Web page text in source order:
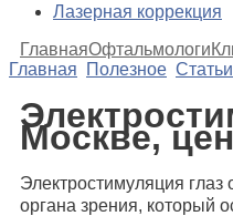
Лазерная коррекция
ГлавнаяОфтальмологи
Главная
Полезное Статьи
Москве,
Электростимуляция
органа зрения, который